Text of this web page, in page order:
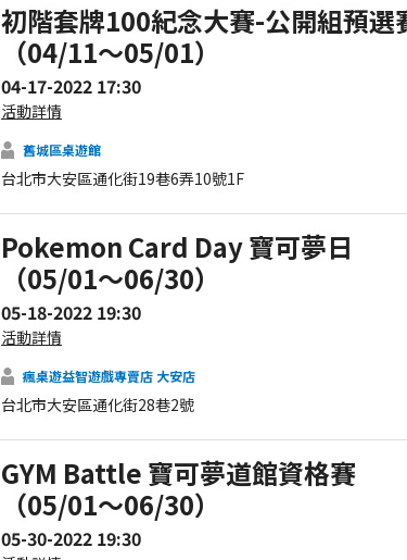
初階套牌100紀念大賽-公開組預選
（04/11～05/01）
04-17-2022 17:30
活動詳情
舊城區桌遊館
台北市大安區通化街19巷6弄10號1F
Pokemon Card Day 寶可夢日
（05/01～06/30）
05-18-2022 19:30
活動詳情
瘋桌遊益智遊戲專賣店 大安店
台北市大安區通化街28巷2號
GYM Battle 寶可夢道館資格賽
（05/01～06/30）
05-30-2022 19:30